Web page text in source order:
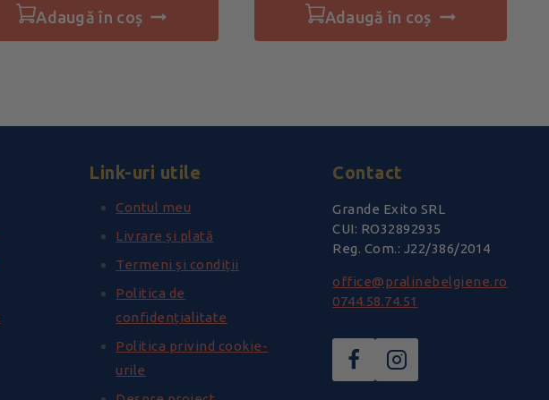
adaugă în coș adaugă în coș
Link-uri utile
Contul meu
Livrare și plată
Termeni și condiții
Politica de
confidențialitate
Politica privind cookie-
urile
Contact
Grande Exito SRL
CUI: RO32892935
Reg. Com.: J22/386/2014
office@pralinebelgiene.ro
0744.58.74.51